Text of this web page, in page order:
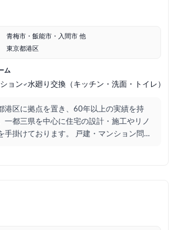
青梅市・飯能市・入間市 他
東京都港区
ム
ョン 水廻り交換（キッチン・洗面・トイレ）他
港区に拠点を置き、60年以上の実績を持
一都三県を中心に住宅の設計・施工やリノ
手掛けております。 戸建・マンション問